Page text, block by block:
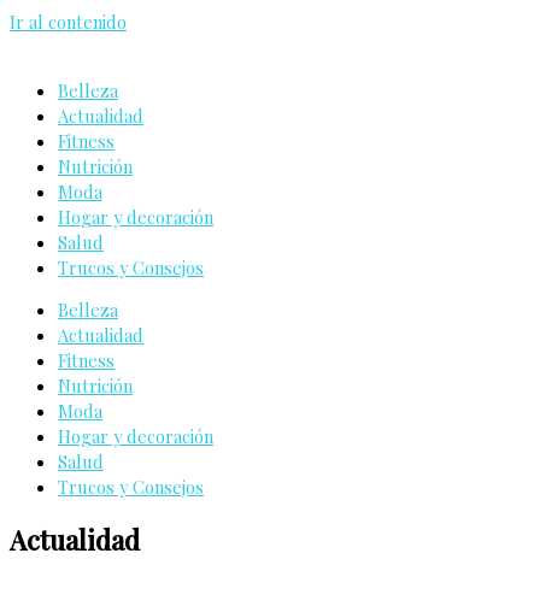
Ir al contenido
Belleza
Actualidad
Fitness
Nutrición
Moda
Hogar y decoración
Salud
Trucos y Consejos
Belleza
Actualidad
Fitness
Nutrición
Moda
Hogar y decoración
Salud
Trucos y Consejos
Actualidad